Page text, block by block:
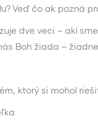
Veď čo ak pozná
dve veci – akí
Boh žiada –
ktorý si mohol